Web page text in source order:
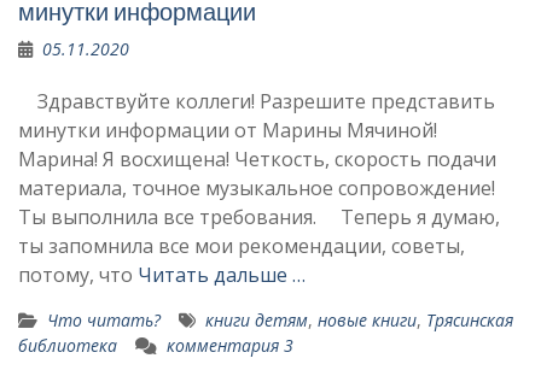
минутки информации
05.11.2020
Здравствуйте коллеги! Разрешите представить
минутки информации от Марины Мячиной!
Марина! Я восхищена! Четкость, скорость подачи
материала, точное музыкальное сопровождение!
Ты выполнила все требования. Теперь я думаю,
ты запомнила все мои рекомендации, советы,
потому, что Читать дальше …
Что читать? книги детям, новые книги, Трясинская
библиотека
комментария 3